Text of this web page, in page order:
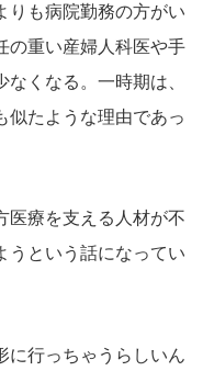
りも病院勤務の方がい
の重い産婦人科医や手
くなる。一時期は、
似たような理由であっ
医療を支える人材が不
うという話になってい
に行っちゃうらしいん